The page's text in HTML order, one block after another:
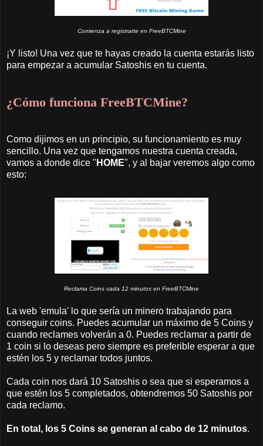
Comienza a registrarte en FreeBTCMine
¡Y listo! Una vez que te hayas creado la cuenta estarás listo
para empezar a acumular Satoshis en tu cuenta.
¿Cómo funciona FreeBTCMine?
Como dijimos en un principio, su funcionamiento es muy
sencillo. Una vez que tengamos nuestra cuenta creada,
vamos a donde dice " HOME", y al bajar veremos algo como
esto:
Reclama Coins cada 12 minutos en FreeBTCMine
La web 'emula' lo que sería un minero trabajando para
conseguir coins. Puedes acumular un máximo de 5 Coins y
cuando reclames volverán a 0. Puedes reclamar a partir de
1 coin si lo deseas pero siempre es preferible esperar a que
estén los 5 y reclamar todos juntos.
Cada coin nos dará 10 Satoshis o sea que si esperamos a
que estén los 5 completados, obtendremos 50 Satoshis por
cada reclamo.
En total, los 5 Coins se generan al cabo de 12 minutos.